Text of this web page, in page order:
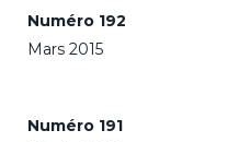
Numéro 192
Mars 2015
Numéro 191